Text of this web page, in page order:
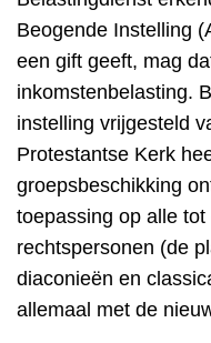
Beogende Instelling
een gift geeft, mag
inkomstenbelasting.
instelling vrijgesteld
Protestantse Kerk
groepsbeschikking
toepassing op alle
rechtspersonen (de
diaconieën en
allemaal met de